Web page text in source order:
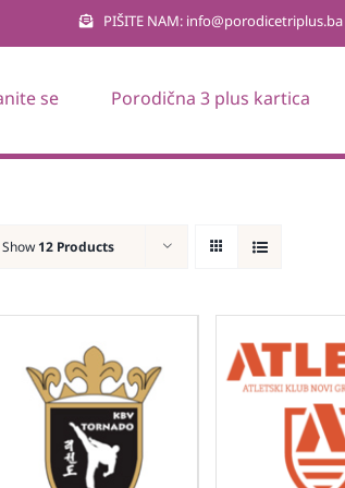
PIŠITE NAM: info@porodicetriplus.ba
se Porodična 3 plus kartica
Show 12 Products